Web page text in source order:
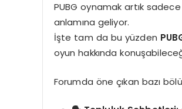
PUBG oynamak artık
anlamına geliyor.
İşte tam da bu yüzden
oyun hakkında
Forumda öne çıkan bazı